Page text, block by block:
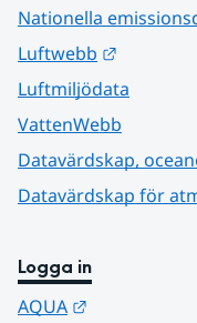
Nationella
Luftwebb
Luftmiljödata
VattenWebb
Datavärdskap,
Datavärdskap för
Logga in
AQUA